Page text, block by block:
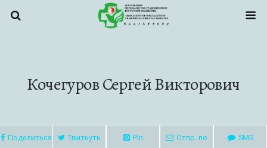
Кочегуров Сергей Викторович
Поделиться Твитнуть Pin
Отпр. по
SMS